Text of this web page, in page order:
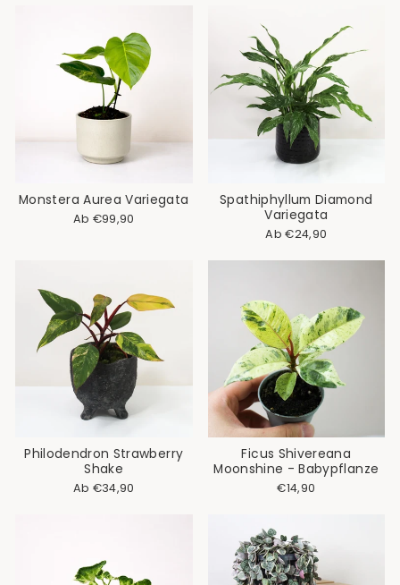
Monstera Aurea Variegata
Ab €99,90
Spathiphyllum Diamond
Variegata
Ab €24,90
Philodendron Strawberry
Shake
Ab €34,90
Ficus Shivereana
Moonshine - Babypflanze
€14,90